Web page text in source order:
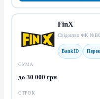
FinX
Свідоцтво ФК
BankID
СУМА
до 30 000 грн
СТРОК